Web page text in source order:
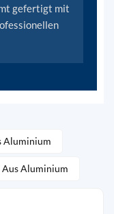
gefertigt mit
Aluminium
Aluminium